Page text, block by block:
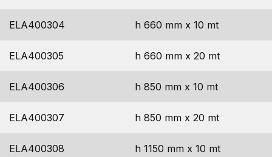
ELA400304 h 660 mm x 10 mt
ELA400305 h 660 mm x 20 mt
ELA400306 h 850 mm x 10 mt
ELA400307 h 850 mm x 20 mt
ELA400308 h 1150 mm x 10 mt